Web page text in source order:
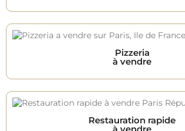
Pizzeria
à vendre
Restauration rapide